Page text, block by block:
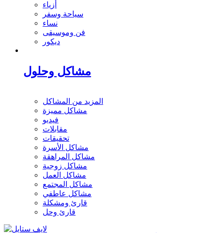
أزياء
سياحة وسفر
نساء
فن وموسيقى
ديكور
مشاكل وحلول
المزيد من المشاكل
مشاكل مميزة
فيديو
مقابلات
تحقيقات
مشاكل الأسرة
مشاكل المراهقة
مشاكل زوجية
مشاكل العمل
مشاكل المجتمع
مشاكل عاطفي
قارئ ومشكلة
قارئ وحل